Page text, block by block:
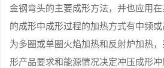
金钢弯头的主要成形方法，并也应用
的成形中成形过程的加热方式有中频
为多圈或单圈火焰加热和反射炉加热
形产品要求和能源情况决定冲压成形